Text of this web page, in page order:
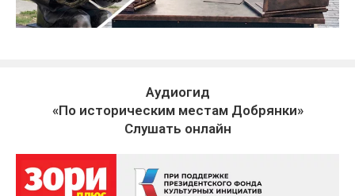
Аудиогид
«По историческим местам Добрянки»
Слушать онлайн